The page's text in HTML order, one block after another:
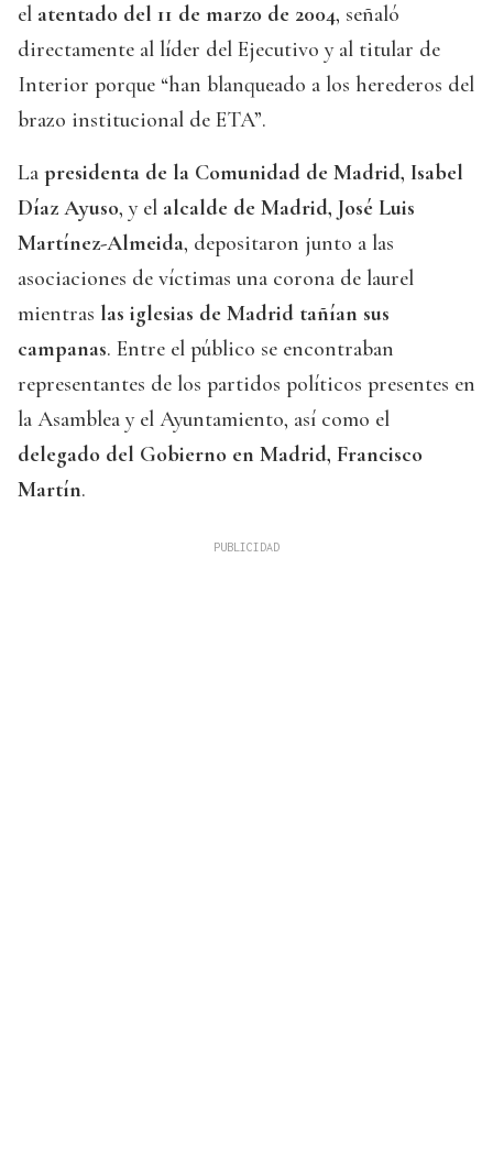
el atentado del 11 de marzo de 2004, señaló
directamente al líder del Ejecutivo y al titular de
Interior porque “han blanqueado a los herederos del
brazo institucional de ETA”.
La presidenta de la Comunidad de Madrid, Isabel
Díaz Ayuso, y el alcalde de Madrid, José Luis
Martínez-Almeida, depositaron junto a las
asociaciones de víctimas una corona de laurel
mientras las iglesias de Madrid tañían sus
campanas. Entre el público se encontraban
representantes de los partidos políticos presentes en
la Asamblea y el Ayuntamiento, así como el
delegado del Gobierno en Madrid, Francisco
Martín.